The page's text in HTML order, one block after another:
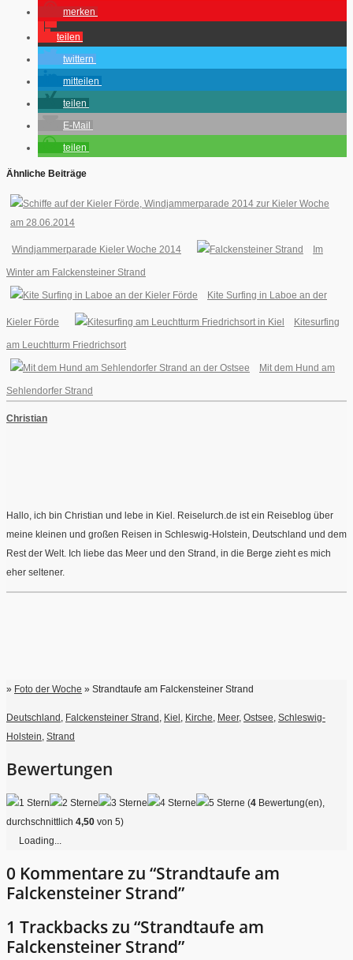
merken
teilen
twittern
mitteilen
teilen
E-Mail
teilen
Ähnliche Beiträge
Windjammerparade Kieler Woche 2014 Im
Winter am Falckensteiner Strand
Kite Surfing in Laboe an der
Kieler Förde Kitesurfing
am Leuchtturm Friedrichsort
Mit dem Hund am
Sehlendorfer Strand
Christian
Hallo, ich bin Christian und lebe in Kiel. Reiselurch.de ist ein Reiseblog über
meine kleinen und großen Reisen in Schleswig-Holstein, Deutschland und dem
Rest der Welt. Ich liebe das Meer und den Strand, in die Berge zieht es mich
eher seltener.
» Foto der Woche » Strandtaufe am Falckensteiner Strand
Deutschland , Falckensteiner Strand , Kiel , Kirche, Meer, Ostsee, Schleswig-
Holstein, Strand
Bewertungen
(4 Bewertung(en),
durchschnittlich 4,50 von 5)
Loading...
0 Kommentare zu “Strandtaufe am
Falckensteiner Strand”
1 Trackbacks zu “Strandtaufe am
Falckensteiner Strand”